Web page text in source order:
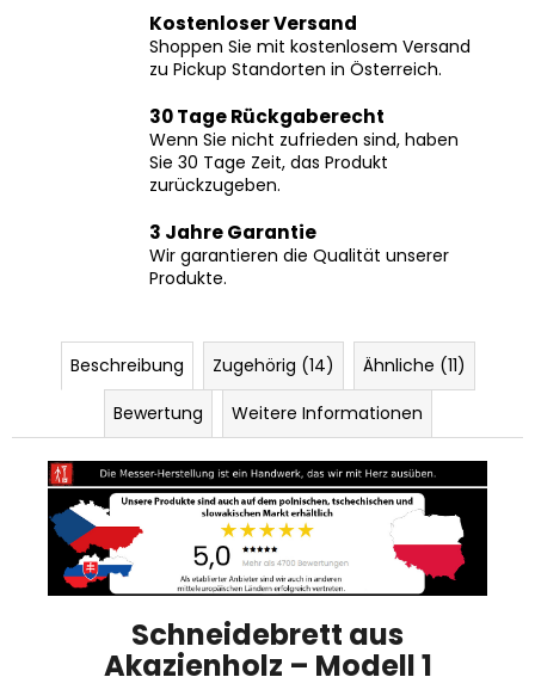
Kostenloser Versand
Shoppen Sie mit kostenlosem Versand
zu Pickup Standorten in Österreich.
30 Tage Rückgaberecht
Wenn Sie nicht zufrieden sind, haben
Sie 30 Tage Zeit, das Produkt
zurückzugeben.
3 Jahre Garantie
Wir garantieren die Qualität unserer
Produkte.
Beschreibung Zugehörig (14)
Ähnliche (11)
Bewertung
Weitere Informationen
Schneidebrett aus
Akazienholz – Modell 1